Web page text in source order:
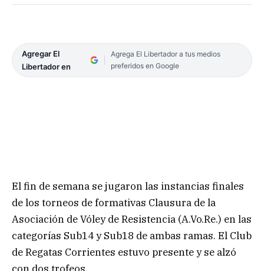
Agregar El
Libertador en
Agrega El Libertador a tus medios
preferidos en Google
El fin de semana se jugaron las instancias finales
de los torneos de formativas Clausura de la
Asociación de Vóley de Resistencia (A.Vo.Re.) en las
categorías Sub14 y Sub18 de ambas ramas. El Club
de Regatas Corrientes estuvo presente y se alzó